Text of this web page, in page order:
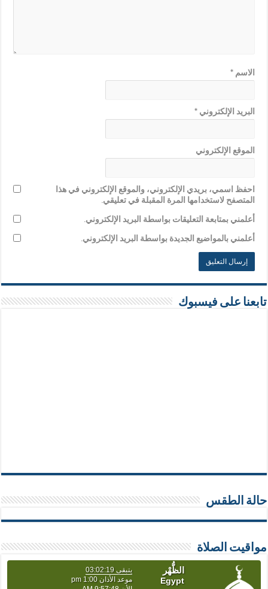
الاسم*
البريد الإلكتروني*
الموقع الإلكتروني
احفظ اسمي، بريدي الإلكتروني، والموقع الإلكتروني في هذا
المتصفح لاستخدامها المرة المقبلة في تعليقي.
أعلمني بمتابعة التعليقات بواسطة البريد الإلكتروني.
أعلمني بالمواضيع الجديدة بواسطة البريد الإلكتروني.
تابعنا على فيسبوك
حالة الطقس
مواقيت الصلاة